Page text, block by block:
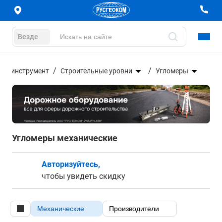
Везде
инструмент Строительные уровни Угломеры
Угломеры механические
Авторизуйтесь,
чтобы увидеть скидку
Механические Производители